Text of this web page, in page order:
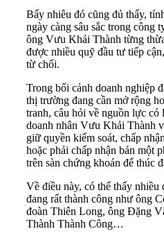
Bấy nhiêu đó cũng đủ thấy,
ngày càng sâu sắc trong công
ông Vưu Khải Thành từng
được nhiều quỹ đầu tư tiếp
từ chối.
Trong bối cảnh doanh nghiệp
thị trường đang cần mở rộng
tranh, câu hỏi về nguồn lực có
doanh nhân Vưu Khải Thành
giữ quyền kiểm soát, chấp
hoặc phải chấp nhận bán một
trên sàn chứng khoán để thúc
Về điều này, có thể thấy nhiều
đang rất thành công như ông
đoàn Thiên Long, ông Đặng
Thành Thành Công…